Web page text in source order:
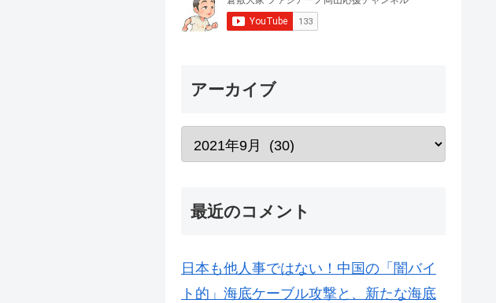
アーカイブ
最近のコメント
日本も他人事ではない！中国の「闇バイ
ト的」海底ケーブル攻撃と、新たな海底